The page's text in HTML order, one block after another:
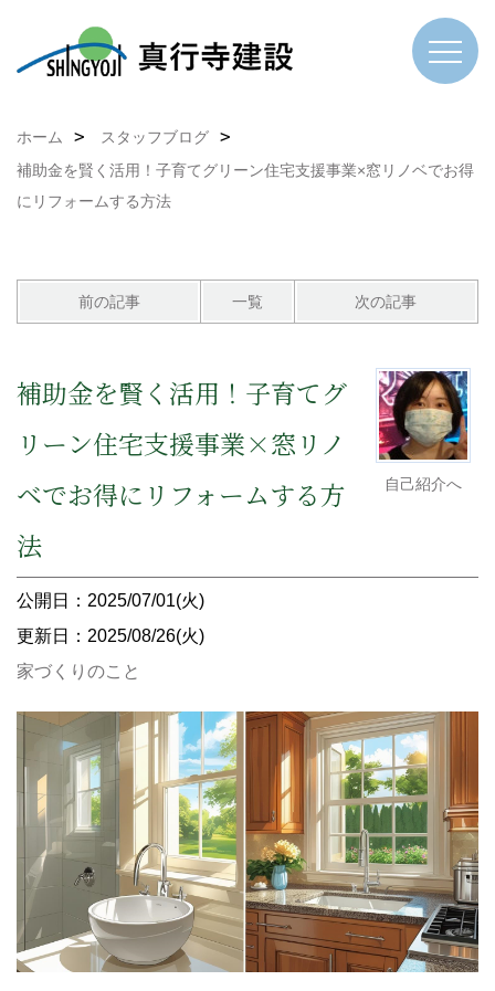
ホーム
スタッフブログ
補助金を賢く活用！子育てグリーン住宅支援事業×窓リノベでお得
にリフォームする方法
前の記事 一覧 次の記事
自己紹介へ
補助金を賢く活用！子育てグ
リーン住宅支援事業×窓リノ
ベでお得にリフォームする方
法
公開日：2025/07/01(火)
更新日：2025/08/26(火)
家づくりのこと